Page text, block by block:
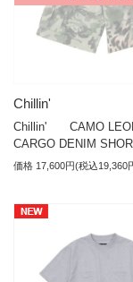
Chillin'
Chillin' CAMO
CARGO DENIM
価格 17,600円(税込19,360